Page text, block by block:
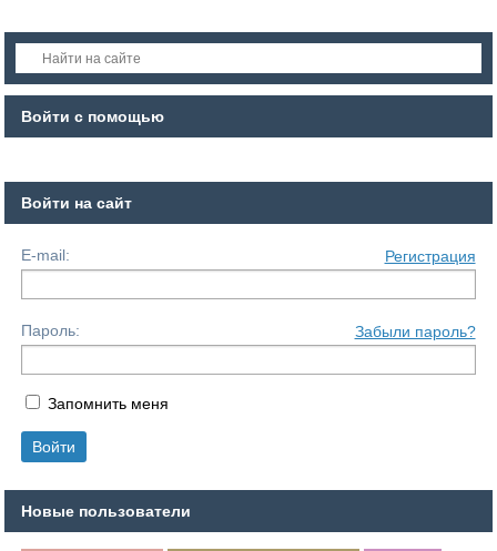
Войти с помощью
Войти на сайт
E-mail: Регистрация
Пароль: Забыли пароль?
Запомнить меня
Новые пользователи